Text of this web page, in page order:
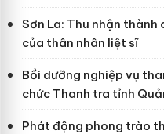
Sơn La: Thu nhận thành
của thân nhân liệt sĩ
Bồi dưỡng nghiệp vụ
chức Thanh tra tỉnh
Phát động phong trào